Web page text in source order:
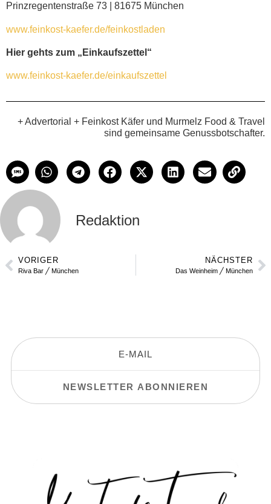
Prinzregentenstraße 73 | 81675 München
www.feinkost-kaefer.de/feinkostladen
Hier gehts zum „Einkaufszettel“
www.feinkost-kaefer.de/einkaufszettel
+ Advertorial + Feinkost Käfer und Murmelz Food & Travel
sind gemeinsame Genussbotschafter.
Redaktion
VORIGER
Riva Bar ╱ München
NÄCHSTER
Das Weinheim ╱ München